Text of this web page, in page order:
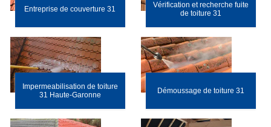
Entreprise de couverture 31
Vérification et recherche fuite
de toiture 31
Impermeabilisation de toiture
31 Haute-Garonne
Démoussage de toiture 31